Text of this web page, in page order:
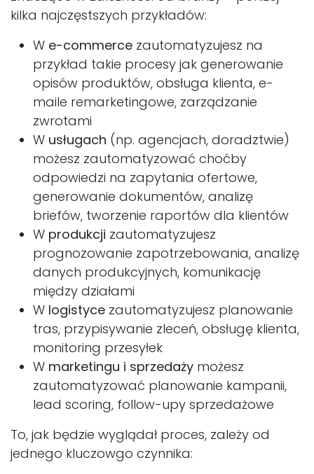
kilka najczęstszych przykładów:
W e-commerce zautomatyzujesz na
przykład takie procesy jak generowanie
opisów produktów, obsługa klienta, e-
maile remarketingowe, zarządzanie
zwrotami
W usługach (np. agencjach, doradztwie)
możesz zautomatyzować choćby
odpowiedzi na zapytania ofertowe,
generowanie dokumentów, analizę
briefów, tworzenie raportów dla klientów
W produkcji zautomatyzujesz
prognozowanie zapotrzebowania, analizę
danych produkcyjnych, komunikację
między działami
W logistyce zautomatyzujesz planowanie
tras, przypisywanie zleceń, obsługę klienta,
monitoring przesyłek
W marketingu i sprzedaży możesz
zautomatyzować planowanie kampanii,
lead scoring, follow-upy sprzedażowe
To, jak będzie wyglądał proces, zależy od
jednego kluczowgo czynnika: